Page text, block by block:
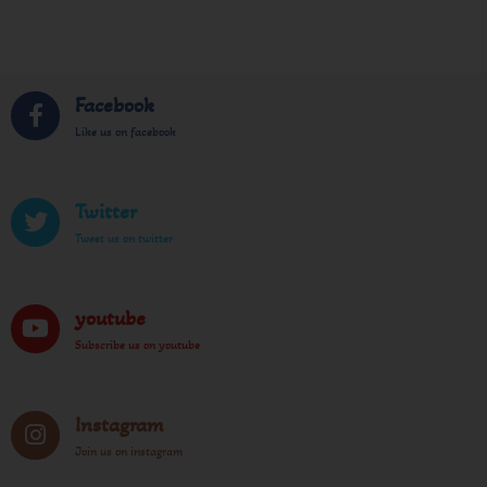
Facebook
Like us on facebook
Twitter
Tweet us on twitter
youtube
Subscribe us on youtube
Instagram
Join us on instagram